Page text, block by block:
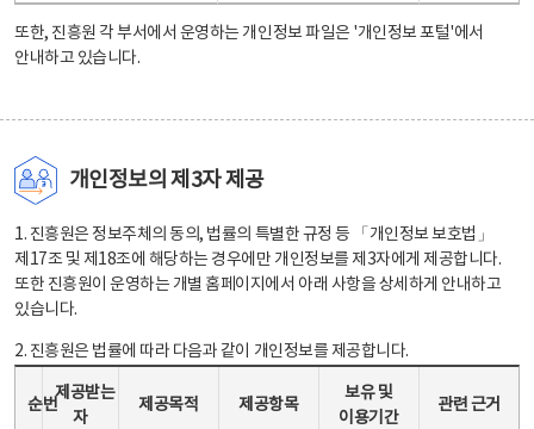
또한, 진흥원 각 부서에서 운영하는 개인정보 파일은 '개인정보 포털'에서
안내하고 있습니다.
개인정보의 제3자 제공
1. 진흥원은 정보주체의 동의, 법률의 특별한 규정 등 「개인정보 보호법」
제17조 및 제18조에 해당하는 경우에만 개인정보를 제3자에게 제공합니다.
또한 진흥원이 운영하는 개별 홈페이지에서 아래 사항을 상세하게 안내하고
있습니다.
2. 진흥원은 법률에 따라 다음과 같이 개인정보를 제공합니다.
순번
제공받는
자
제공목적 제공항목
보유 및
이용기간
관련 근거